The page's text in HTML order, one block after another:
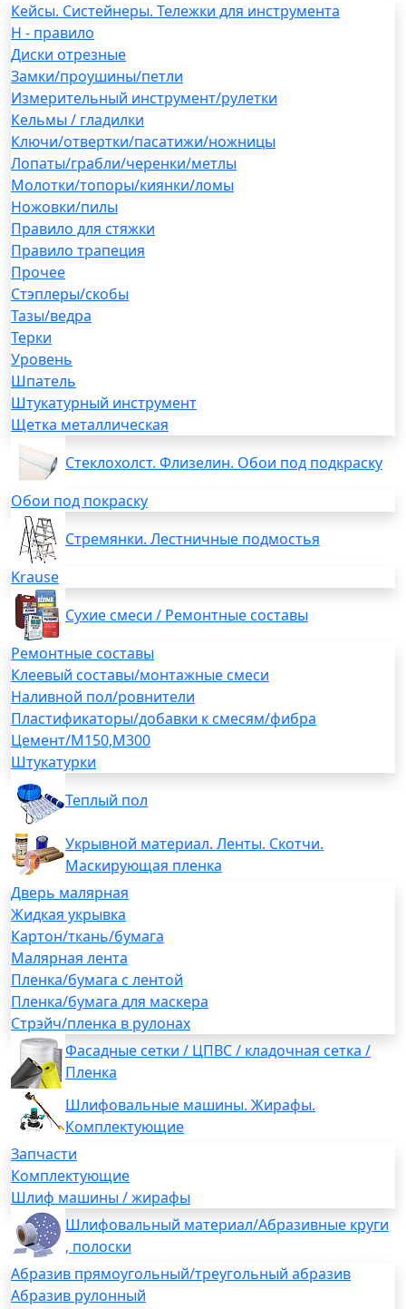
Кейсы. Систейнеры. Тележки для инструмента
H - правило
Диски отрезные
Замки/проушины/петли
Измерительный инструмент/рулетки
Кельмы / гладилки
Ключи/отвертки/пасатижи/ножницы
Лопаты/грабли/черенки/метлы
Молотки/топоры/киянки/ломы
Ножовки/пилы
Правило для стяжки
Правило трапеция
Прочее
Стэплеры/скобы
Тазы/ведра
Терки
Уровень
Шпатель
Штукатурный инструмент
Щетка металлическая
Стеклохолст. Флизелин. Обои под подкраску
Обои под покраску
Стремянки. Лестничные подмостья
Krause
Сухие смеси / Ремонтные составы
Ремонтные составы
Клеевый составы/монтажные смеси
Наливной пол/ровнители
Пластификаторы/добавки к смесям/фибра
Цемент/М150,М300
Штукатурки
Теплый пол
Укрывной материал. Ленты. Скотчи.
Маскирующая пленка
Дверь малярная
Жидкая укрывка
Картон/ткань/бумага
Малярная лента
Пленка/бумага с лентой
Пленка/бумага для маскера
Стрэйч/пленка в рулонах
Фасадные сетки / ЦПВС / кладочная сетка /
Пленка
Шлифовальные машины. Жирафы.
Комплектующие
Запчасти
Комплектующие
Шлиф машины / жирафы
Шлифовальный материал/Абразивные круги
, полоски
Абразив прямоугольный/треугольный абразив
Абразив рулонный